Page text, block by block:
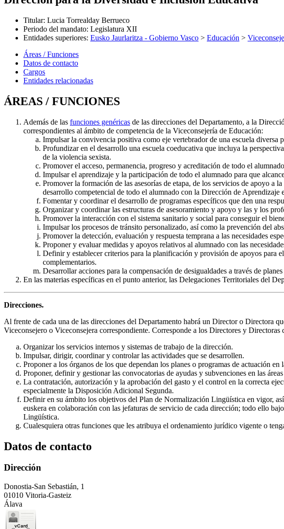
Titular: Lucia Torrealday Berrueco
Periodo del mandato: Legislatura XII
Entidades superiores: Eusko Jaurlaritza - Gobierno Vasco > Educación >
Áreas / Funciones
Datos de contacto
Cargos
Entidades relacionadas
ÁREAS / FUNCIONES
Además de las funciones genéricas de las direcciones del Departamento, a la
correspondientes al ámbito de competencia de la Viceconsejería de Educación:
Impulsar la convivencia positiva como eje vertebrador de una escuela diversa
Profundizar en el desarrollo una escuela coeducativa que incluya la
de la violencia sexista.
Promover el acceso, permanencia, progreso y acreditación de todo el
Impulsar el aprendizaje y la participación de todo el alumnado para que
Promover la formación de las asesorías de etapa, de los servicios de apoyo a
desarrollo competencial de todo el alumnado con la Dirección de Aprendizaje
Fomentar y coordinar el desarrollo de programas específicos que den una
Organizar y coordinar las estructuras de asesoramiento y apoyo y las y los
Promover la interacción con el sistema sanitario y social para conseguir el
Impulsar los procesos de tránsito personalizado, así como la prevención del
Promover la detección, evaluación y respuesta temprana a las necesidades
Proponer y evaluar medidas y apoyos relativos al alumnado con las
Definir y establecer criterios para la planificación y provisión de apoyos para
complementarios.
Desarrollar acciones para la compensación de desigualdades a través de
En las materias específicas en el punto anterior, las Delegaciones Territoriales del
Direcciones.
Al frente de cada una de las direcciones del Departamento habrá un Director o Directora
Viceconsejero o Viceconsejera correspondiente. Corresponde a los Directores y Directoras
Organizar los servicios internos y sistemas de trabajo de la dirección.
Impulsar, dirigir, coordinar y controlar las actividades que se desarrollen.
Proponer a los órganos de los que dependan los planes o programas de actuación en
Proponer, definir y gestionar las convocatorias de ayudas y subvenciones en las
La contratación, autorización y la aprobación del gasto y el control en la correcta
especialmente la Disposición Adicional Segunda.
Definir en su ámbito los objetivos del Plan de Normalización Lingüística en vigor,
euskera en colaboración con las jefaturas de servicio de cada dirección; todo ello
Lingüística.
Cualesquiera otras funciones que les atribuya el ordenamiento jurídico vigente o
Datos de contacto
Dirección
Donostia-San Sebastián, 1
01010 Vitoria-Gasteiz
Álava